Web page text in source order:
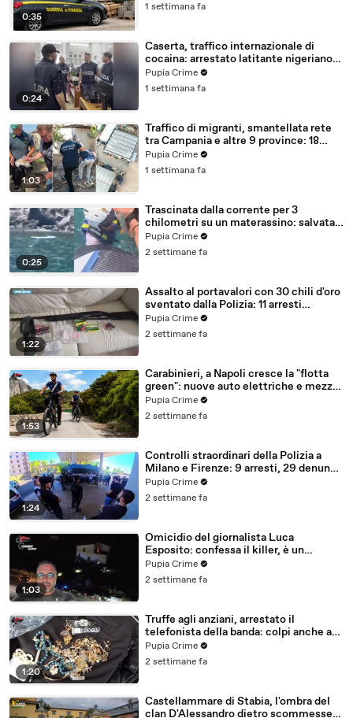
0:35
1 settimana fa
0:24
Caserta, traffico internazionale di
cocaina: arrestato latitante nigeriano
ricercato dal 2019 (28.07.26)
Pupia Crime
1 settimana fa
1:03
Traffico di migranti, smantellata rete
tra Campania e altre 9 province: 18
arresti (27.07.26)
Pupia Crime
1 settimana fa
0:25
Trascinata dalla corrente per 3
chilometri su un materassino: salvata
dalla Polizia (25.07.26)
Pupia Crime
2 settimane fa
1:22
Assalto al portavalori con 30 chili d'oro
sventato dalla Polizia: 11 arresti
(25.07.26)
Pupia Crime
2 settimane fa
1:53
Carabinieri, a Napoli cresce la "flotta
green": nuove auto elettriche e mezzi
sostenibili anche sulle isole (25.07.26)
Pupia Crime
2 settimane fa
1:24
Controlli straordinari della Polizia a
Milano e Firenze: 9 arresti, 29 denunce
e oltre 7mila persone identificate
(25.07.26)
Pupia Crime
2 settimane fa
1:03
Omicidio del giornalista Luca
Esposito: confessa il killer, è un
26enne tunisino (25.07.26)
Pupia Crime
2 settimane fa
1:20
Truffe agli anziani, arrestato il
telefonista della banda: colpi anche ad
Aversa, oltre 300mila euro il bottino
stimato (24.07.26)
Pupia Crime
2 settimane fa
Castellammare di Stabia, l'ombra del
clan D'Alessandro dietro scommesse